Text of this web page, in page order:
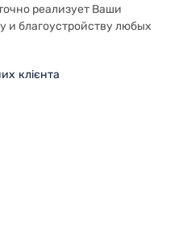
реализует Ваши
и благоустройству любых
клієнта